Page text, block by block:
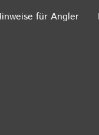
für Angler